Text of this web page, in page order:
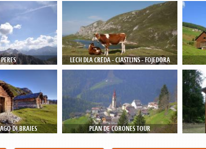
LECH DLA CRËDA - CIASTLINS - FOJEDÖRA
DI BRAIES PLAN DE CORONES TOUR